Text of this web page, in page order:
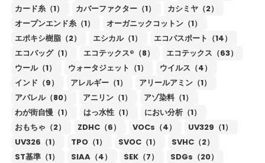
カード糸（1）
カバーファクター（1）
カシミヤ（2）
オープンエンド糸（1）
オーガニックコットン（1）
エポキシ樹脂（2）
エシカル（1）
エコパスポート（14）
エコバッグ（1）
エコテックス®（8）
エコテックス（63）
ウール（1）
ウォータジェット（1）
ウイルス（4）
インド（9）
アレルギー（1）
アリールアミン（1）
アパレル（80）
アニリン（1）
アゾ染料（1）
わが街自慢（1）
はっ水性（1）
におい分析（1）
おもちゃ（2）
ZDHC（6） VOCs（4）
UV329（1）
UV326（1）
TPO（1） SVOC（1）
SVHC（2）
ST基準（1）
SIAA（4） SEK（7）
SDGs（20）